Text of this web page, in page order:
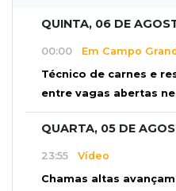
QUINTA, 06 DE
00:00 Em Campo
Técnico de carnes e
entre vagas abertas
QUARTA, 05 DE
23:55 Vídeo
Chamas altas